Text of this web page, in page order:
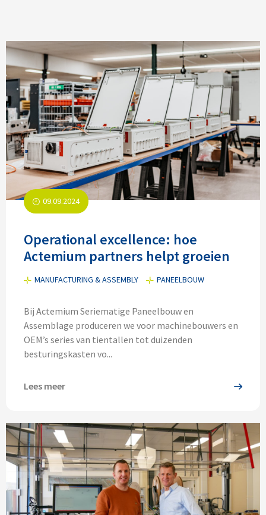
09.09.2024
Operational excellence: hoe
Actemium partners helpt groeien
MANUFACTURING & ASSEMBLY PANEELBOUW
Bij Actemium Seriematige Paneelbouw en
Assemblage produceren we voor machinebouwers en
OEM’s series van tientallen tot duizenden
besturingskasten vo...
Lees meer